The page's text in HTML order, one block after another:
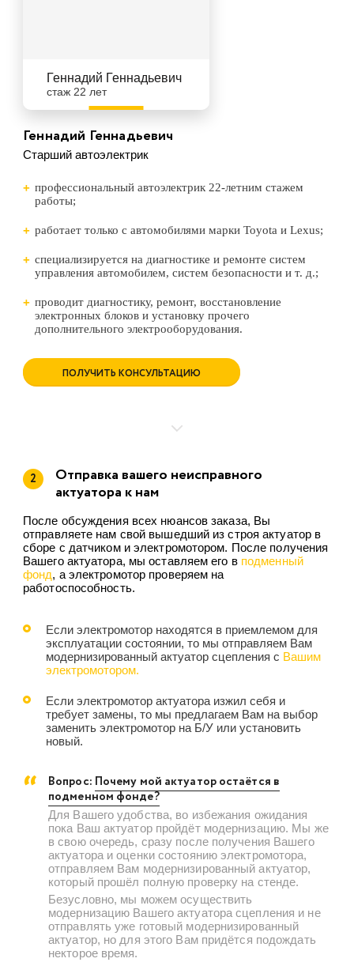
Геннадий Геннадьевич
стаж 22 лет
Геннадий Геннадьевич
Старший автоэлектрик
профессиональный автоэлектрик 22-летним стажем
работы;
работает только с автомобилями марки Toyota и Lexus;
специализируется на диагностике и ремонте систем
управления автомобилем, систем безопасности и т. д.;
проводит диагностику, ремонт, восстановление
электронных блоков и установку прочего
дополнительного электрооборудования.
ПОЛУЧИТЬ КОНСУЛЬТАЦИЮ
2
Отправка вашего неисправного
актуатора к нам
После обсуждения всех нюансов заказа, Вы
отправляете нам свой вышедший из строя актуатор в
сборе с датчиком и электромотором. После получения
Вашего актуатора, мы оставляем его в подменный
фонд, а электромотор проверяем на
работоспособность.
Если электромотор находятся в приемлемом для
эксплуатации состоянии, то мы отправляем Вам
модернизированный актуатор сцепления с Вашим
электромотором.
Если электромотор актуатора изжил себя и
требует замены, то мы предлагаем Вам на выбор
заменить электромотор на Б/У или установить
новый.
Вопрос: Почему мой актуатор остаётся в
подменном фонде?
Для Вашего удобства, во избежания ожидания
пока Ваш актуатор пройдёт модернизацию. Мы же
в свою очередь, сразу после получения Вашего
актуатора и оценки состоянию электромотора,
отправляем Вам модернизированный актуатор,
который прошёл полную проверку на стенде.
Безусловно, мы можем осуществить
модернизацию Вашего актуатора сцепления и не
отправлять уже готовый модернизированный
актуатор, но для этого Вам придётся подождать
некторое время.